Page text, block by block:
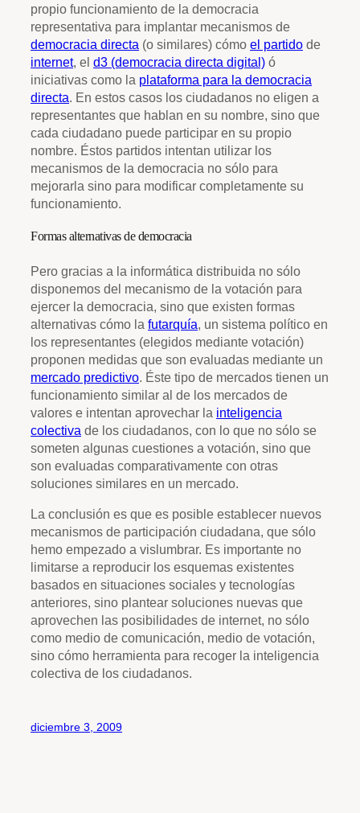
propio funcionamiento de la democracia
representativa para implantar mecanismos de
democracia directa (o similares) cómo el partido de
internet, el d3 (democracia directa digital) ó
iniciativas como la plataforma para la democracia
directa. En estos casos los ciudadanos no eligen a
representantes que hablan en su nombre, sino que
cada ciudadano puede participar en su propio
nombre. Éstos partidos intentan utilizar los
mecanismos de la democracia no sólo para
mejorarla sino para modificar completamente su
funcionamiento.
Formas alternativas de democracia
Pero gracias a la informática distribuida no sólo
disponemos del mecanismo de la votación para
ejercer la democracia, sino que existen formas
alternativas cómo la futarquía, un sistema político en
los representantes (elegidos mediante votación)
proponen medidas que son evaluadas mediante un
mercado predictivo. Éste tipo de mercados tienen un
funcionamiento similar al de los mercados de
valores e intentan aprovechar la inteligencia
colectiva de los ciudadanos, con lo que no sólo se
someten algunas cuestiones a votación, sino que
son evaluadas comparativamente con otras
soluciones similares en un mercado.
La conclusión es que es posible establecer nuevos
mecanismos de participación ciudadana, que sólo
hemo empezado a vislumbrar. Es importante no
limitarse a reproducir los esquemas existentes
basados en situaciones sociales y tecnologías
anteriores, sino plantear soluciones nuevas que
aprovechen las posibilidades de internet, no sólo
como medio de comunicación, medio de votación,
sino cómo herramienta para recoger la inteligencia
colectiva de los ciudadanos.
diciembre 3, 2009